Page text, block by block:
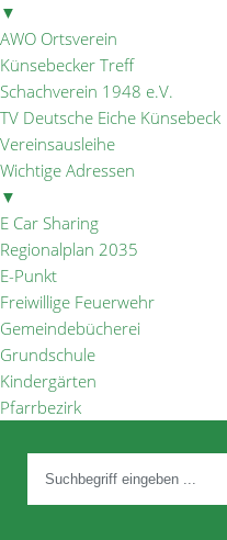
▼
AWO Ortsverein
Künsebecker Treff
Schachverein 1948 e.V.
TV Deutsche Eiche Künsebeck
Vereinsausleihe
Wichtige Adressen
▼
E Car Sharing
Regionalplan 2035
E-Punkt
Freiwillige Feuerwehr
Gemeindebücherei
Grundschule
Kindergärten
Pfarrbezirk